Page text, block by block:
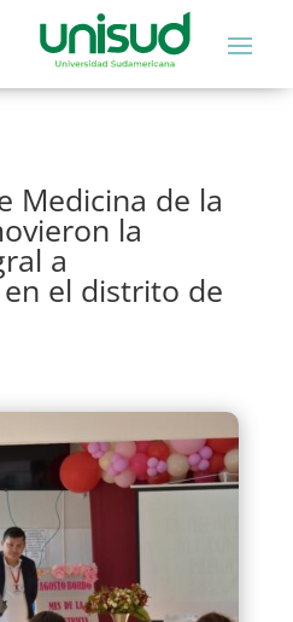
Medicina de la
la
a
el distrito de